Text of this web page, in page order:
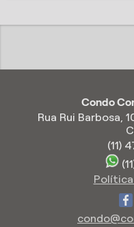
Condo
Rua Rui Barbosa,
(11)